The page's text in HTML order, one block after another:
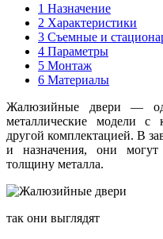
1 Назначение
2 Характеристики
3 Съемные и
4 Параметры
5 Монтаж
6 Материалы
Жалюзийные двери —
металлические модели с
другой комплектацией. В
и назначения, они
толщину металла.
так они выглядят